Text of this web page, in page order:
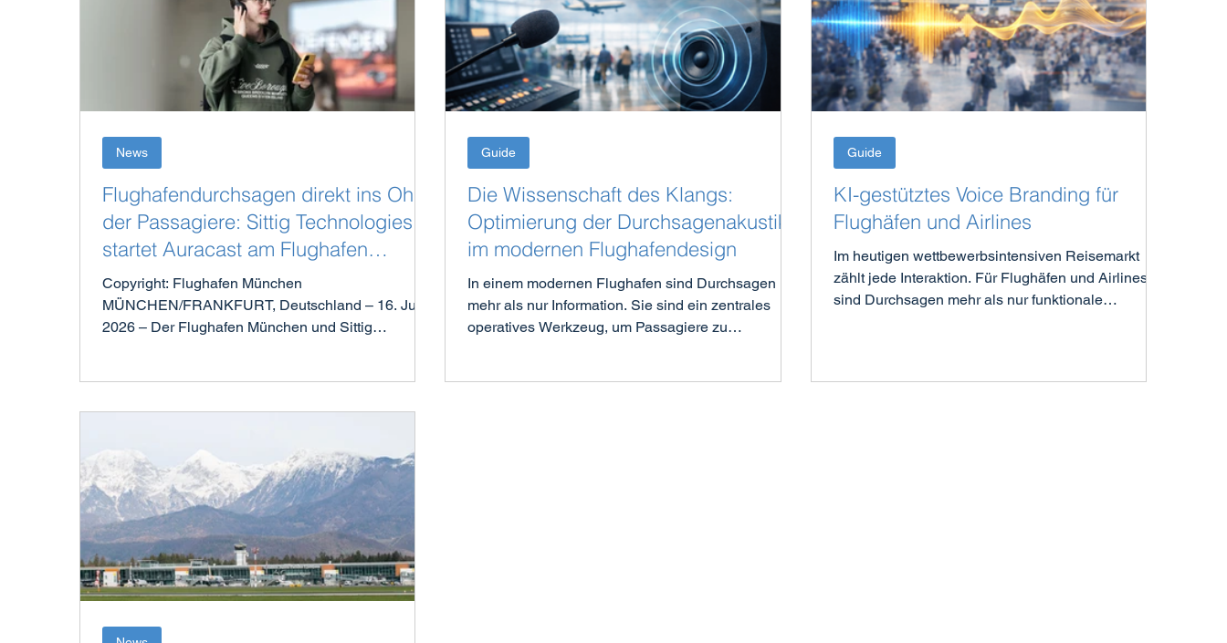
Flughafendurchsagen direkt ins Ohr
der Passagiere: Sittig Technologies
startet Auracast am Flughafen
München
Copyright: Flughafen München
MÜNCHEN/FRANKFURT, Deutschland – 16. Juli
2026 – Der Flughafen München und Sittig
München geht einen wichtigen Schritt in Richtung
Passagierkommunikation. Gemeinsam mit dem
Technologiepartner Sittig Technologies GmbH
startet der Flughafen München ein Bluetooth-Au
News
Die Wissenschaft des Klangs:
Optimierung der Durchsagenakustik
im modernen Flughafendesign
In einem modernen Flughafen sind Durchsagen
mehr als nur Information. Sie sind ein zentrales
operatives Werkzeug, um Passagiere zu
Guide
KI-gestütztes Voice Branding für
Flughäfen und Airlines
Im heutigen wettbewerbsintensiven Reisemarkt
zählt jede Interaktion. Für Flughäfen und Airlines
sind Durchsagen mehr als nur funktionale
Vertrauenswürdigkeit und sogar die Gesamtqualität
Guide